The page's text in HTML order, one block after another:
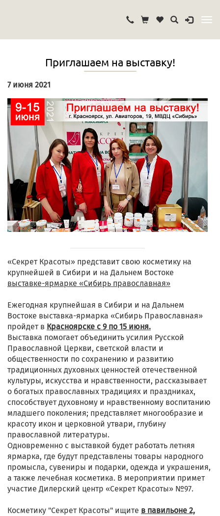
Приглашаем на выставку!
7 июня 2021
«Секрет Красоты» представит свою косметику на
крупнейшей в Сибири и на Дальнем Востоке
выставке-ярмарке «Сибирь православная»
Ежегодная крупнейшая в Сибири и на Дальнем
Востоке выставка-ярмарка «Сибирь Православная»
пройдет в Красноярске с 9 по 15 июня.
Выставка помогает объединить усилия Русской
Православной Церкви, светской власти и
общественности по сохранению и развитию
традиционных духовных ценностей отечественной
культуры, искусства и нравственности, рассказывает
о богатых православных традициях и праздниках,
способствует духовному и нравственному воспитанию
младшего поколения; представляет многообразие и
красоту икон и церковной утвари, глубину
православной литературы.
Одновременно с выставкой будет работать летняя
ярмарка, где будут представлены товары народного
промысла, сувениры и подарки, одежда и украшения,
а также лечебная косметика. В мероприятии примет
участие Дилерский центр «Секрет Красоты» №97.
Косметику "Секрет Красоты" ищите в павильоне 2,